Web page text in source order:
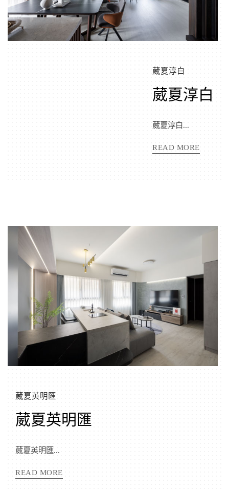
葳夏淳白
葳夏淳白
葳夏淳白...
READ MORE
葳夏英明匯
葳夏英明匯
葳夏英明匯...
READ MORE